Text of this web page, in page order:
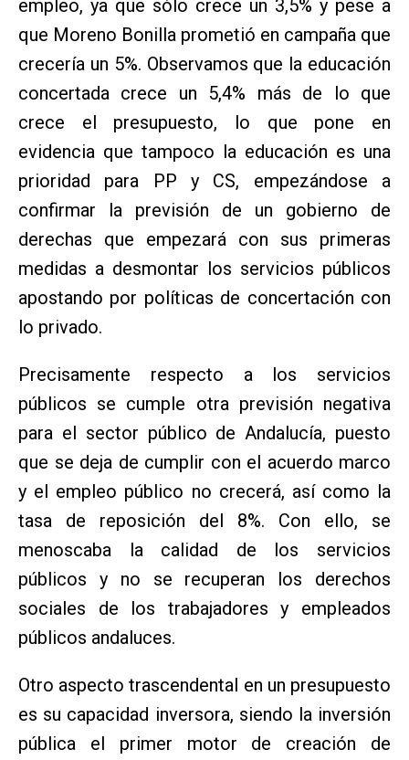
empleo, ya que sólo crece un 3,5% y pese a
que Moreno Bonilla prometió en campaña que
crecería un 5%. Observamos que la educación
concertada crece un 5,4% más de lo que
crece el presupuesto, lo que pone en
evidencia que tampoco la educación es una
prioridad para PP y CS, empezándose a
confirmar la previsión de un gobierno de
derechas que empezará con sus primeras
medidas a desmontar los servicios públicos
apostando por políticas de concertación con
lo privado.
Precisamente respecto a los servicios
públicos se cumple otra previsión negativa
para el sector público de Andalucía, puesto
que se deja de cumplir con el acuerdo marco
y el empleo público no crecerá, así como la
tasa de reposición del 8%. Con ello, se
menoscaba la calidad de los servicios
públicos y no se recuperan los derechos
sociales de los trabajadores y empleados
públicos andaluces.
Otro aspecto trascendental en un presupuesto
es su capacidad inversora, siendo la inversión
pública el primer motor de creación de